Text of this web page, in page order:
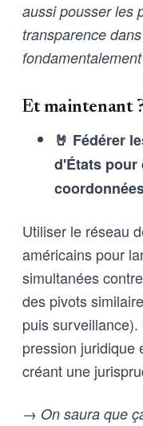
aussi pousser les
transparence
Et maintenant
🤘 Fédérer
d'États pour
Utiliser le réseau
américains pour
simultanées
des pivots
puis
pression juridique
créant une
→ On saura que